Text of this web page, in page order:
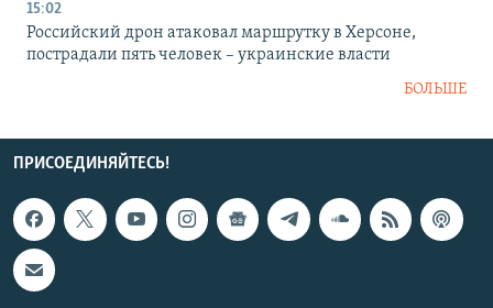
15:02
Российский дрон атаковал маршрутку в Херсоне,
пострадали пять человек – украинские власти
БОЛЬШЕ
ПРИСОЕДИНЯЙТЕСЬ!